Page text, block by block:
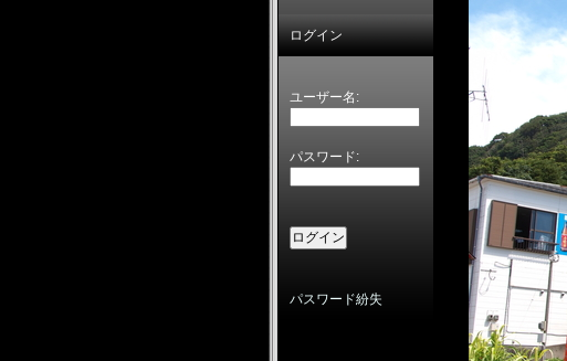
ログイン
ユーザー名:
パスワード:
パスワード紛失